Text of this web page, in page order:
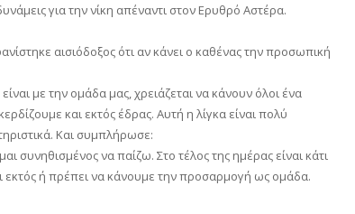
για την νίκη απέναντι στον Ερυθρό Αστέρα.
αισιόδοξος ότι αν κάνει ο καθένας την προσωπική
με την ομάδα μας, χρειάζεται να κάνουν όλοι ένα
και εκτός έδρας. Αυτή η λίγκα είναι πολύ
Και συμπλήρωσε:
συνηθισμένος να παίζω. Στο τέλος της ημέρας είναι κάτι
ή πρέπει να κάνουμε την προσαρμογή ως ομάδα.